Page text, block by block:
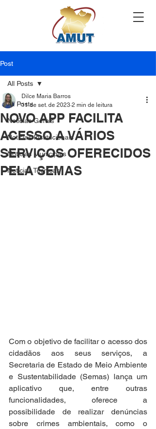
Post
All Posts
Notícias Gerais
Notícias Institucionais
Notícias Municipais
Notícias Técnicas
All Posts
NOVO APP FACILITA
ACESSO A VÁRIOS
SERVIÇOS OFERECIDOS
PELA SEMAS
Dilce Maria Barros
11 de set. de 2023 2 min de leitura
Com o objetivo de facilitar o acesso dos
cidadãos aos seus serviços, a
Secretaria de Estado de Meio Ambiente
e Sustentabilidade (Semas) lança um
aplicativo que, entre outras
funcionalidades, oferece a
possibilidade de realizar denúncias
sobre crimes ambientais, como o